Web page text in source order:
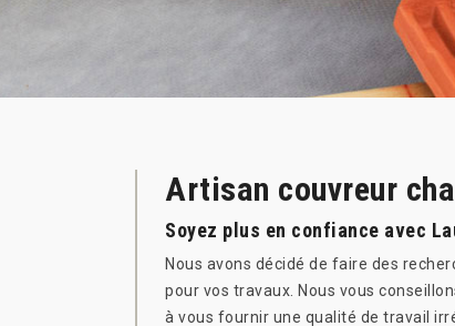
Artisan couvreur
Soyez plus en confiance avec
Nous avons décidé de faire des
pour vos travaux. Nous vous
à vous fournir une qualité de travail